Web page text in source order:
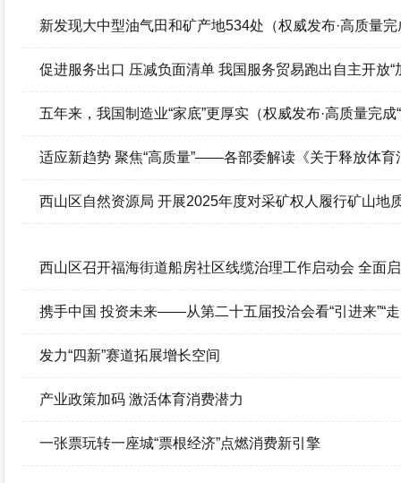
新发现大中型油气田和矿产地534处（权威发布·高质量完
促进服务出口 压减负面清单 我国服务贸易跑出自主开放“
五年来，我国制造业“家底”更厚实（权威发布·高质量完成
适应新趋势 聚焦“高质量”——各部委解读《关于释放体
的意见》
西山区自然资源局 开展2025年度对采矿权人履行矿山地
西山区召开福海街道船房社区线缆治理工作启动会 全面
携手中国 投资未来——从第二十五届投洽会看“引进来”“
发力“四新”赛道拓展增长空间
产业政策加码 激活体育消费潜力
一张票玩转一座城“票根经济”点燃消费新引擎